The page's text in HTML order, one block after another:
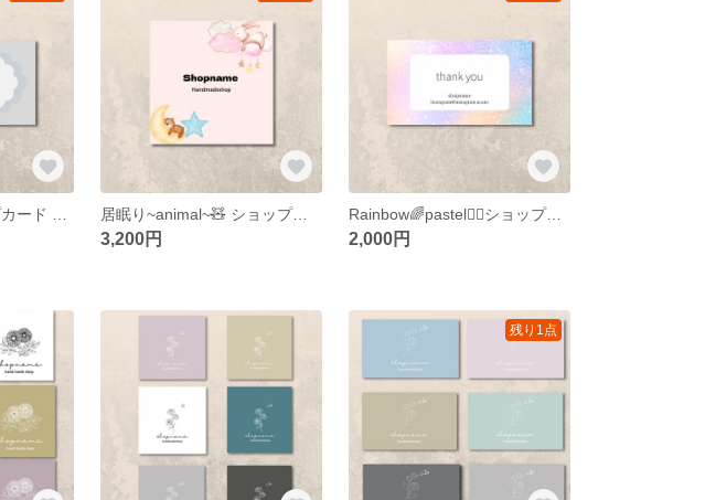
居眠り~animal~🧸 ショップカード アクセサリー台紙 名刺
3,200円
Rainbow🌈pastel♡⃛ショップカード アクセサリー台紙 名刺
2,000円
残り1点